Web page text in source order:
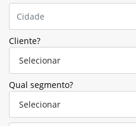
Cliente?
Qual segmento?